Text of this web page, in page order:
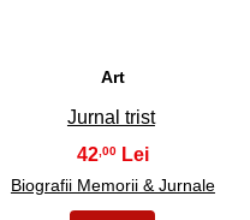
Art
Jurnal trist
42,00
Biografii Memorii & Jurnale